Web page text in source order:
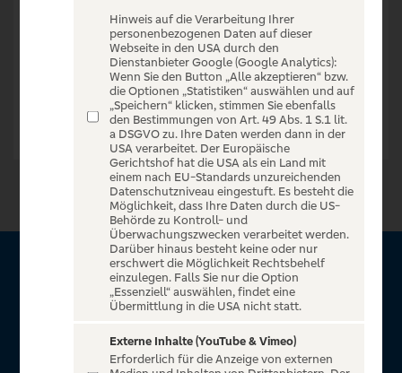
Zur Startseite
Über VR Entertain
für alle Kunden der Volksbanken Raiffeisenbanken. Auf
unserem einzigartigen Portal finden Sie Tickets für
Hinweis auf die Verarbeitung Ihrer
personenbezogenen Daten auf dieser
Webseite in den USA durch den
Dienstanbieter Google (Google Analytics):
Wenn Sie den Button „Alle akzeptieren“ bzw.
die Optionen „Statistiken“ auswählen und auf
„Speichern“ klicken, stimmen Sie ebenfalls
den Bestimmungen von Art. 49 Abs. 1 S.1 lit.
a DSGVO zu. Ihre Daten werden dann in der
USA verarbeitet. Der Europäische
Gerichtshof hat die USA als ein Land mit
einem nach EU-Standards unzureichenden
Datenschutzniveau eingestuft. Es besteht die
Möglichkeit, dass Ihre Daten durch die US-
Behörde zu Kontroll- und
Überwachungszwecken verarbeitet werden.
Darüber hinaus besteht keine oder nur
erschwert die Möglichkeit Rechtsbehelf
einzulegen. Falls Sie nur die Option
„Essenziell“ auswählen, findet eine
Übermittlung in die USA nicht statt.
Externe Inhalte (YouTube & Vimeo)
Erforderlich für die Anzeige von externen